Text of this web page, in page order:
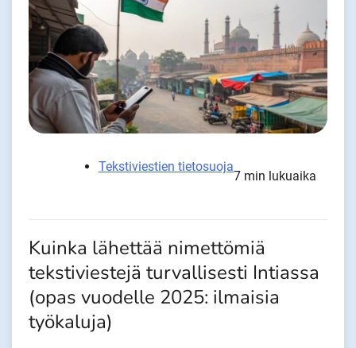
Tekstiviestien tietosuoja
7 min lukuaika
Kuinka lähettää nimettömiä
tekstiviestejä turvallisesti Intiassa
(opas vuodelle 2025: ilmaisia
työkaluja)